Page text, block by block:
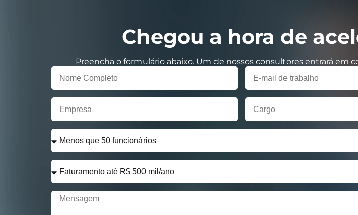
Chegou a hora de
Preencha o formulário abaixo. Um de nossos consultores entrará em